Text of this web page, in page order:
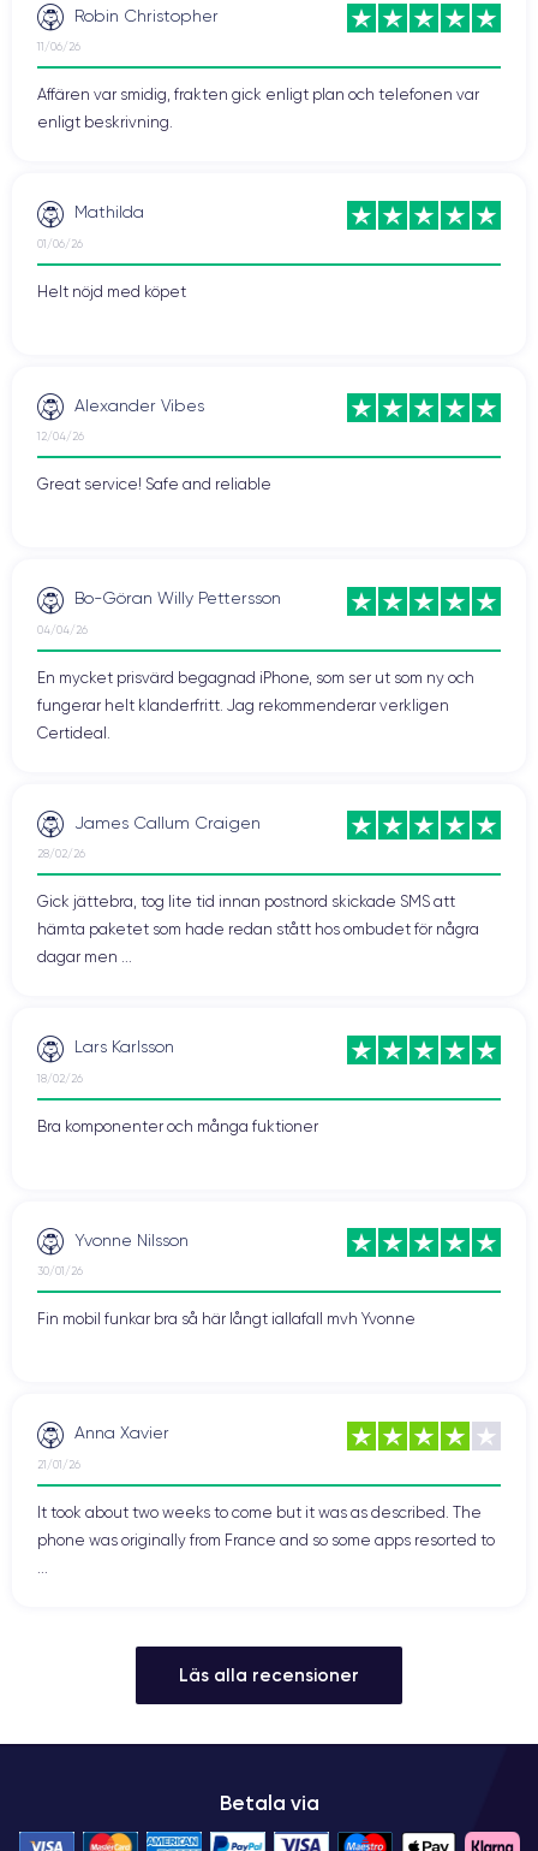
Robin Christopher
11/06/26
Affären var smidig, frakten gick enligt plan och telefonen var
enligt beskrivning.
Mathilda
01/06/26
Helt nöjd med köpet
Alexander Vibes
12/04/26
Great service! Safe and reliable
Bo-Göran Willy Pettersson
04/04/26
En mycket prisvärd begagnad iPhone, som ser ut som ny och
fungerar helt klanderfritt. Jag rekommenderar verkligen
Certideal.
James Callum Craigen
28/02/26
Gick jättebra, tog lite tid innan postnord skickade SMS att
hämta paketet som hade redan stått hos ombudet för några
dagar men ...
Lars Karlsson
18/02/26
Bra komponenter och många fuktioner
Yvonne Nilsson
30/01/26
Fin mobil funkar bra så här långt iallafall mvh Yvonne
Anna Xavier
21/01/26
It took about two weeks to come but it was as described. The
phone was originally from France and so some apps resorted to
Läs alla recensioner
Betala via